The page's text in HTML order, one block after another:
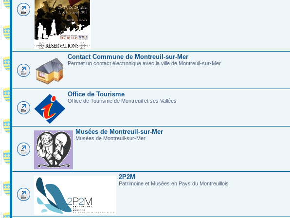
Contact Commune de Montreuil-sur-Mer
Permet un contact électronique avec la ville de Montreuil-sur-Mer
Office de Tourisme
Office de Tourisme de Montreuil et ses Vallées
Musées de Montreuil-sur-Mer
Musées de Montreuil-sur-Mer
2P2M
Patrimoine et Musées en Pays du Montreuillois